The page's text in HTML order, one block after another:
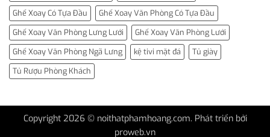
Ghế Xoay Có Tựa Đầu
Ghế Xoay Văn Phòng Có Tựa Đầu
Ghế Xoay Văn Phòng Lưng Lưới
Ghế Xoay Văn Phòng Lưới
Ghế Xoay Văn Phòng Ngã Lưng
kệ tivi mặt đá
Tủ giày
Tủ Rượu Phòng Khách
Copyright 2026 © noithatphamhoang.com. Phát triển bởi
proweb.vn